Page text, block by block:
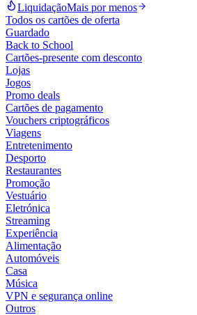
LiquidaçãoMais por menos
Todos os cartões de oferta
Guardado
Back to School
Cartões-presente com desconto
Lojas
Jogos
Promo deals
Cartões de pagamento
Vouchers criptográficos
Viagens
Entretenimento
Desporto
Restaurantes
Promoção
Vestuário
Eletrónica
Streaming
Experiência
Alimentação
Automóveis
Casa
Música
VPN e segurança online
Outros